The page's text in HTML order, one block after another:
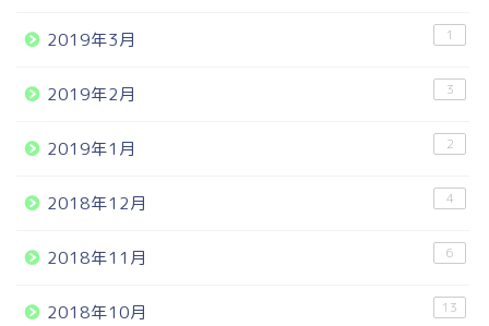
2019年3月 1
2019年2月 3
2019年1月 2
2018年12月 4
2018年11月 6
2018年10月 13